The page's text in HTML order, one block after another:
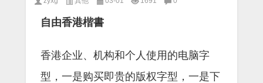
自由香港楷書
香港企业、机构和个人使用的电脑字
型，一是购买即贵的版权字型，一是下